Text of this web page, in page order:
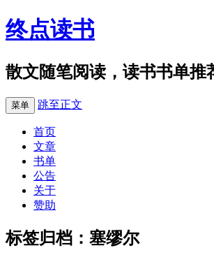
终点读书
散文随笔阅读，读书书单推
菜单 跳至正文
首页
文章
书单
公告
关于
赞助
标签归档： 塞缪尔